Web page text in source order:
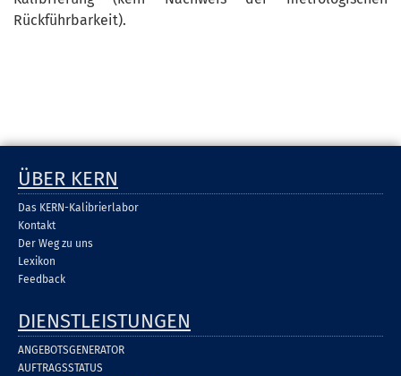
Rückführbarkeit).
ÜBER KERN
Das KERN-Kalibrierlabor
Kontakt
Der Weg zu uns
Lexikon
Feedback
DIENSTLEISTUNGEN
ANGEBOTSGENERATOR
AUFTRAGSSTATUS